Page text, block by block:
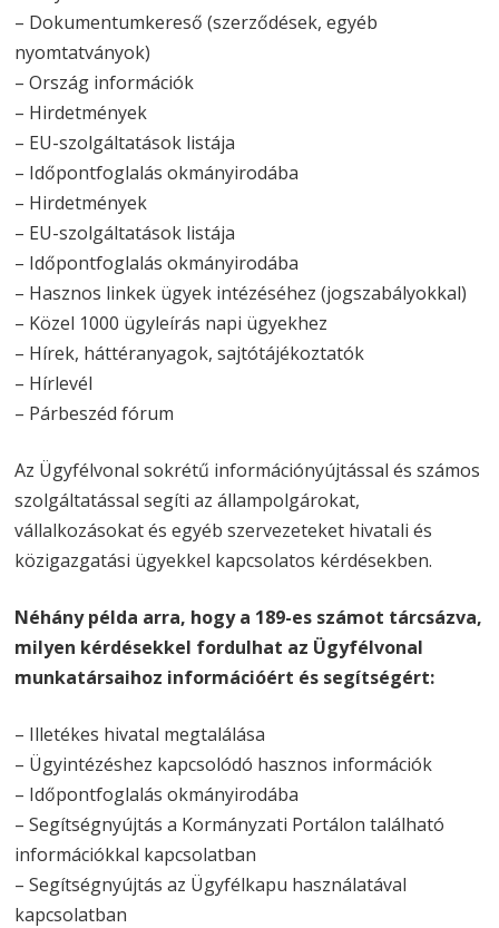
– Dokumentumkereső (szerződések, egyéb
nyomtatványok)
– Ország információk
– Hirdetmények
– EU-szolgáltatások listája
– Időpontfoglalás okmányirodába
– Hirdetmények
– EU-szolgáltatások listája
– Időpontfoglalás okmányirodába
– Hasznos linkek ügyek intézéséhez (jogszabályokkal)
– Közel 1000 ügyleírás napi ügyekhez
– Hírek, háttéranyagok, sajtótájékoztatók
– Hírlevél
– Párbeszéd fórum
Az Ügyfélvonal sokrétű információnyújtással és számos
szolgáltatással segíti az állampolgárokat,
vállalkozásokat és egyéb szervezeteket hivatali és
közigazgatási ügyekkel kapcsolatos kérdésekben.
Néhány példa arra, hogy a 189-es számot tárcsázva,
milyen kérdésekkel fordulhat az Ügyfélvonal
munkatársaihoz információért és segítségért:
– Illetékes hivatal megtalálása
– Ügyintézéshez kapcsolódó hasznos információk
– Időpontfoglalás okmányirodába
– Segítségnyújtás a Kormányzati Portálon található
információkkal kapcsolatban
– Segítségnyújtás az Ügyfélkapu használatával
kapcsolatban